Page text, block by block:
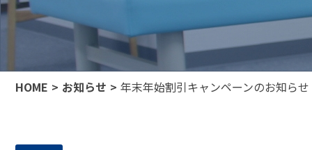
HOME お知らせ 年末年始割引キャンペーンのお知らせ